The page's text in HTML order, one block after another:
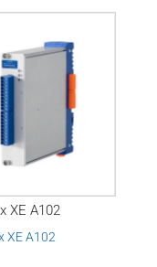
XE A102
XE A102